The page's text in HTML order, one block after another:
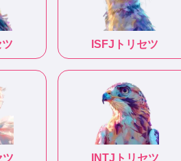
ツ ISFJ トリセツ
ツ INTJ トリセツ